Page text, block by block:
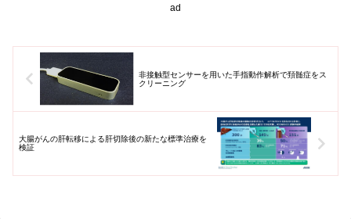
的...
ad
非接触型センサーを用いた手指動作解析で頚髄症をス
クリーニング
大腸がんの肝転移による肝切除後の新たな標準治療を
検証